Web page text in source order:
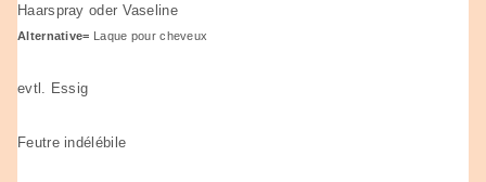
Haarspray oder Vaseline
Alternative= Laque pour cheveux
evtl. Essig
Feutre indélébile